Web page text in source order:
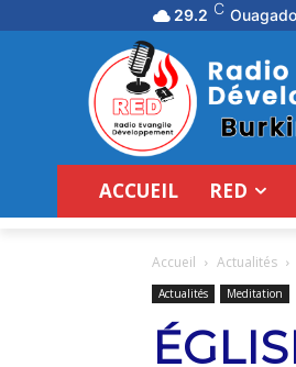
29.2 C
ACCUEIL RED
Accueil Actualités
Actualités Meditation